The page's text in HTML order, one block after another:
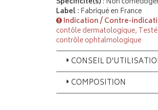
Label: Fabriqué en France
Indication / Contre-
contôle dermatologique,
contrôle ophtalmologique
CONSEIL
COMPOSITION